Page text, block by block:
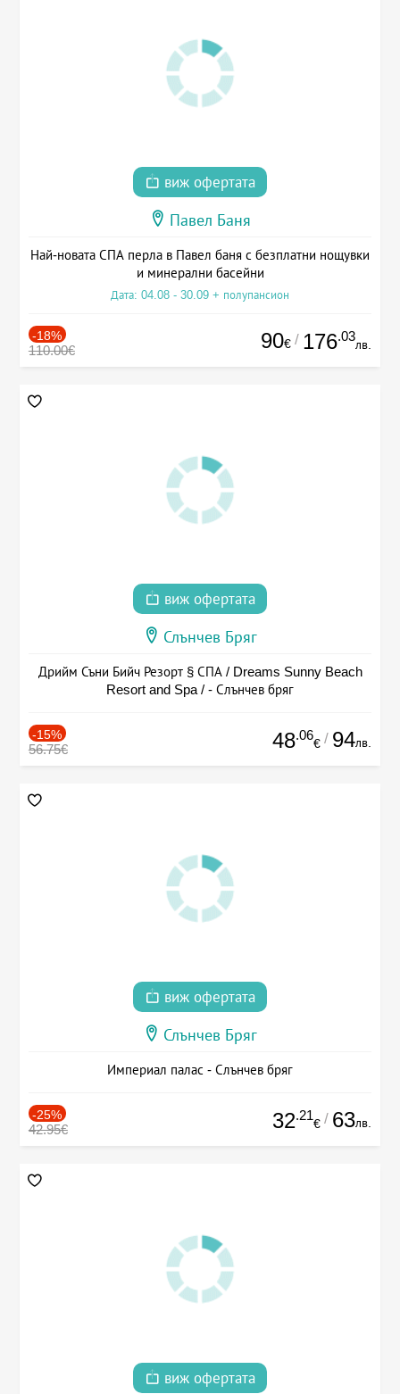
виж офертата
Павел Баня
Най-новата СПА перла в Павел баня с безплатни нощувки
и минерални басейни
Дата: 04.08 - 30.09 + полупансион
-18%
110.00€ 90€ / 176.03
лв.
виж офертата
Слънчев Бряг
Дрийм Съни Бийч Резорт § СПА / Dreams Sunny Beach
Resort and Spa / - Слънчев бряг
-15%
56.75€ 48.06
€ / 94лв.
виж офертата
Слънчев Бряг
Империал палас - Слънчев бряг
-25%
42.95€ 32.21
€ / 63лв.
виж офертата